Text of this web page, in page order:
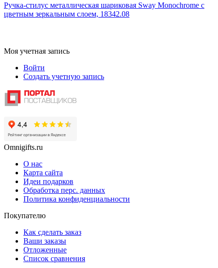
Ручка-стилус металлическая шариковая Sway Monochrome с
цветным зеркальным слоем, 18342.08
Моя учетная запись
Войти
Создать учетную запись
Omnigifts.ru
О нас
Карта сайта
Идеи подарков
Обработка перс. данных
Политика конфиденциальности
Покупателю
Как сделать заказ
Ваши заказы
Отложенные
Список сравнения